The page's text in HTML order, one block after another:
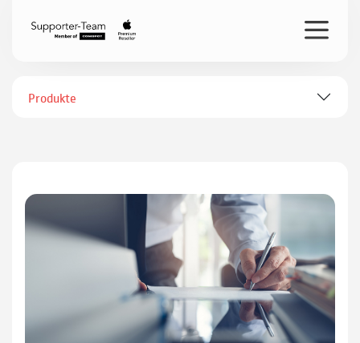
Produkte